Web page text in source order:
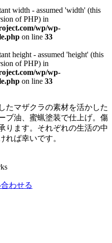
width - assumed 'width' (this
of PHP) in
wp/wp-
on line 33
height - assumed 'height' (this
of PHP) in
wp/wp-
on line 33
たマザクラの素材を活かした
ブ油、蜜蝋塗装で仕上げ。傷
ります。それぞれの生活の中
れば幸いです。
わせる